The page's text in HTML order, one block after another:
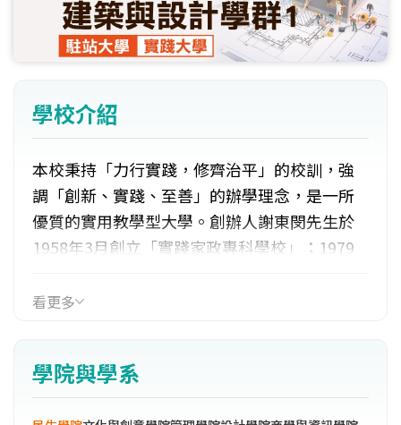
學校介紹
本校秉持「力行實踐，修齊治平」的校訓，強
調「創新、實踐、至善」的辦學理念，是一所
優質的實用教學型大學。創辦人謝東閔先生於
1958年3月創立「實踐家政專科學校」；1979
1991年8月改制為「實踐設計管理學院」；
部校地面積為4.5公頃，設有民生、設計及管理3
個學院16個學系；高雄校區占地65.5公頃，設
看更多
學院與學系